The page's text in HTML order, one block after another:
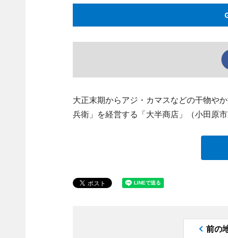
大正末期からアジ・カマスなどの干物や
兵衛」を経営する「大半商店」（小田原
前の